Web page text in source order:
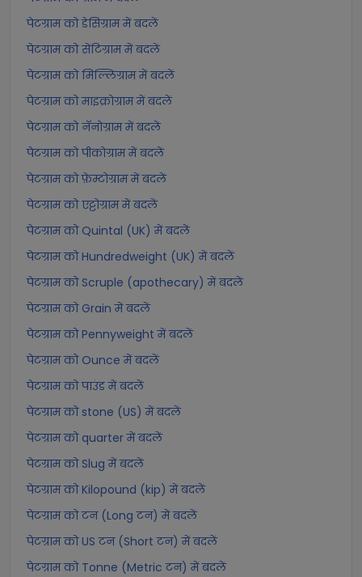
पेटग्राम को डेसिग्राम में बदलें
पेटग्राम को सेंटिग्राम में बदलें
पेटग्राम को मिल्लिग्राम में बदलें
पेटग्राम को माइक्रोग्राम में बदलें
पेटग्राम को नॅनोग्राम में बदलें
पेटग्राम को पीकोग्राम में बदलें
पेटग्राम को फ़ेम्टोग्राम में बदलें
पेटग्राम को एट्टोग्राम में बदलें
पेटग्राम को Quintal (UK) में बदलें
पेटग्राम को Hundredweight (UK) में बदलें
पेटग्राम को Scruple (apothecary) में बदलें
पेटग्राम को Grain में बदलें
पेटग्राम को Pennyweight में बदलें
पेटग्राम को Ounce में बदलें
पेटग्राम को पाउंड में बदलें
पेटग्राम को stone (US) में बदलें
पेटग्राम को quarter में बदलें
पेटग्राम को Slug में बदलें
पेटग्राम को Kilopound (kip) में बदलें
पेटग्राम को टन (Long टन) में बदलें
पेटग्राम को US टन (Short टन) में बदलें
पेटग्राम को Tonne (Metric टन) में बदलें